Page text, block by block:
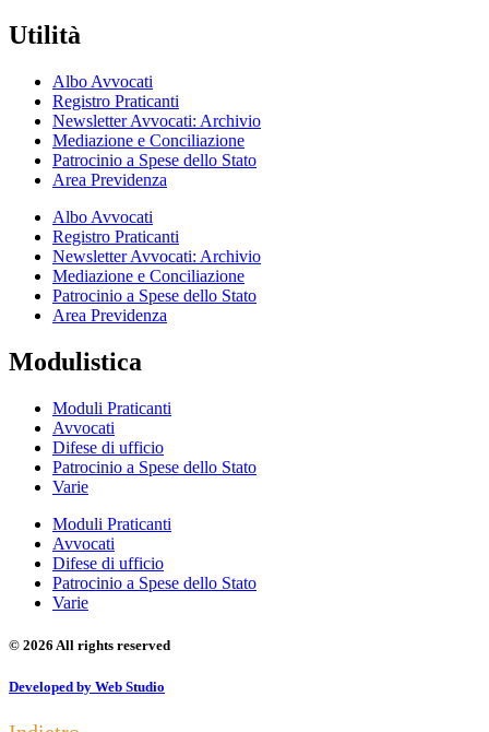
Utilità
Albo Avvocati
Registro Praticanti
Newsletter Avvocati: Archivio
Mediazione e Conciliazione
Patrocinio a Spese dello Stato
Area Previdenza
Albo Avvocati
Registro Praticanti
Newsletter Avvocati: Archivio
Mediazione e Conciliazione
Patrocinio a Spese dello Stato
Area Previdenza
Modulistica
Moduli Praticanti
Avvocati
Difese di ufficio
Patrocinio a Spese dello Stato
Varie
Moduli Praticanti
Avvocati
Difese di ufficio
Patrocinio a Spese dello Stato
Varie
© 2026 All rights reserved
Developed by Web Studio